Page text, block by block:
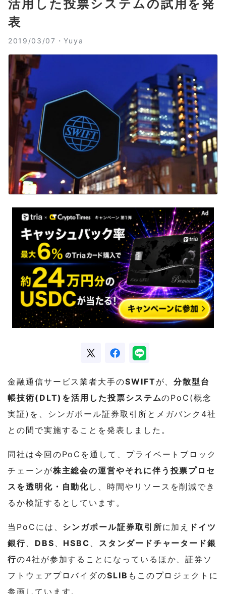
活用した投票システムの試用を発
表
2019/03/07・Yuya
金融通信サービス業者大手のSWIFTが、分散型台
帳技術(DLT)を活用した投票システムのPoC(概念
実証)を、シンガポール証券取引所とメガバンク4社
との間で実施することを発表しました。
同社は今回のPoCを通して、プライベートブロック
チェーンが株主総会の運営やそれに伴う投票プロセ
スを透明化・自動化 し、時間やリソースを削減でき
るか検証するとしています。
当PoCには、 シンガポール証券取引所に加え ドイツ
銀行、 DBS 、 HSBC 、 スタンダードチャータード銀
行の4社が参加することになっているほか、証券ソ
フトウェアプロバイダのSLIB もこのプロジェクトに
参画しています。